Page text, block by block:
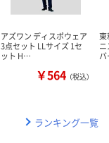
アズワン ディスポウェア
3点セット LLサイズ 1セ
ット H…
￥564 （税込）
東
ランキング一覧